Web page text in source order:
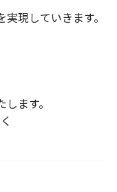
現していきます。
ます。